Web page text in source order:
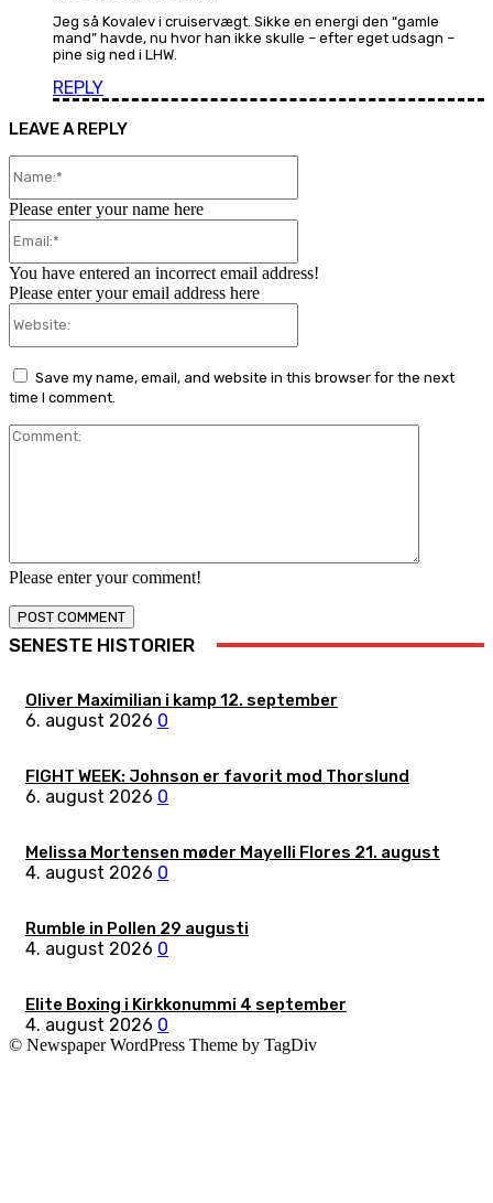
Jeg så Kovalev i cruiservægt. Sikke en energi den “gamle
mand” havde, nu hvor han ikke skulle – efter eget udsagn –
pine sig ned i LHW.
REPLY
LEAVE A REPLY
Please enter your comment!
Please enter your name here
You have entered an incorrect email address!
Please enter your email address here
Save my name, email, and website in this browser for the next
time I comment.
SENESTE HISTORIER
Oliver Maximilian i kamp 12. september
6. august 2026 0
FIGHT WEEK: Johnson er favorit mod Thorslund
6. august 2026 0
Melissa Mortensen møder Mayelli Flores 21. august
4. august 2026 0
Rumble in Pollen 29 augusti
4. august 2026 0
Elite Boxing i Kirkkonummi 4 september
4. august 2026 0
© Newspaper WordPress Theme by TagDiv